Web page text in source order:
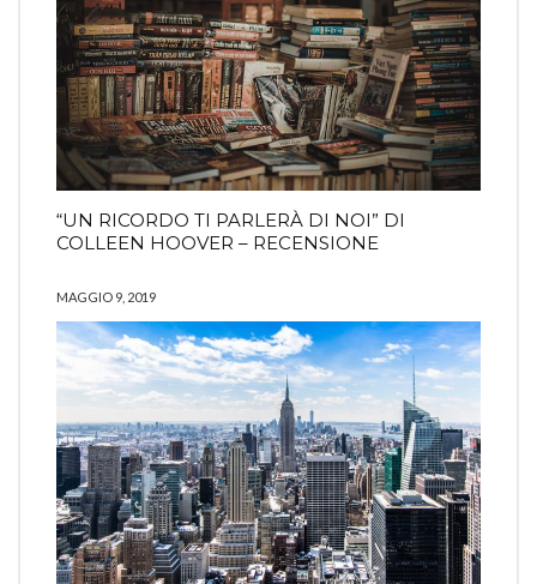
“UN RICORDO TI PARLERÀ DI NOI” DI
COLLEEN HOOVER – RECENSIONE
MAGGIO 9, 2019